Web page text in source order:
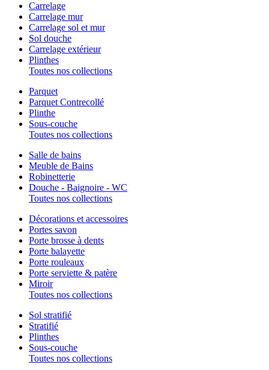
Carrelage
Carrelage mur
Carrelage sol et mur
Sol douche
Carrelage extérieur
Plinthes
Toutes nos collections
Parquet
Parquet Contrecollé
Plinthe
Sous-couche
Toutes nos collections
Salle de bains
Meuble de Bains
Robinetterie
Douche - Baignoire - WC
Toutes nos collections
Décorations et accessoires
Portes savon
Porte brosse à dents
Porte balayette
Porte rouleaux
Porte serviette & patère
Miroir
Toutes nos collections
Sol stratifié
Stratifié
Plinthes
Sous-couche
Toutes nos collections